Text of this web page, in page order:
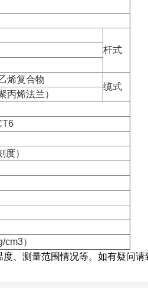
杆式
烯复合物
缆式
丙烯法兰）
度）
）
、测量范围情况等。如有疑问